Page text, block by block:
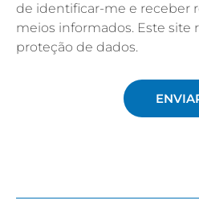
de identificar-me e receber
meios informados. Este site
proteção de dados.